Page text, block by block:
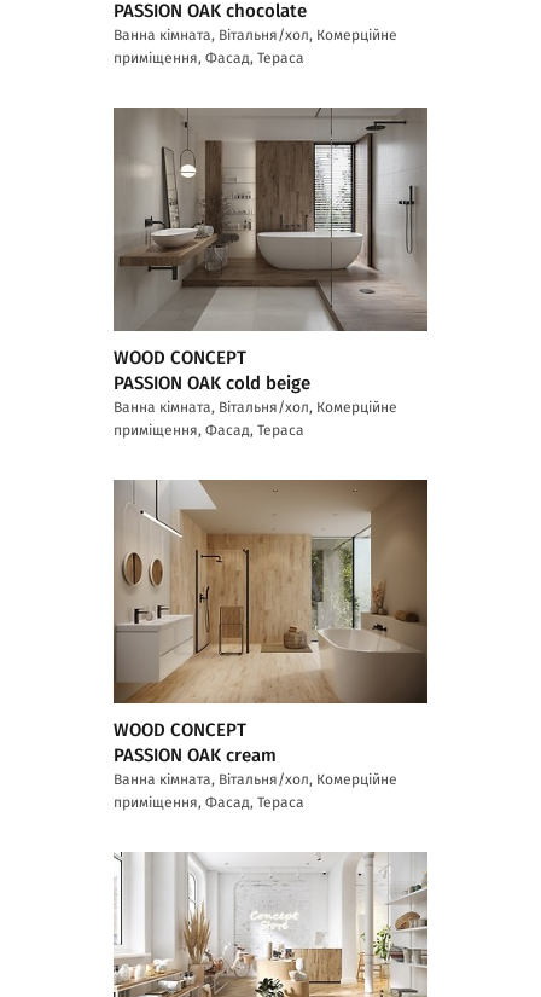
PASSION OAK chocolate
Ванна кімната, Вітальня/хол, Комерційне
приміщення, Фасад, Тераса
WOOD CONCEPT
PASSION OAK cold beige
Ванна кімната, Вітальня/хол, Комерційне
приміщення, Фасад, Тераса
WOOD CONCEPT
PASSION OAK cream
Ванна кімната, Вітальня/хол, Комерційне
приміщення, Фасад, Тераса